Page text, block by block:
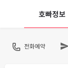
호빠정보
전화예약